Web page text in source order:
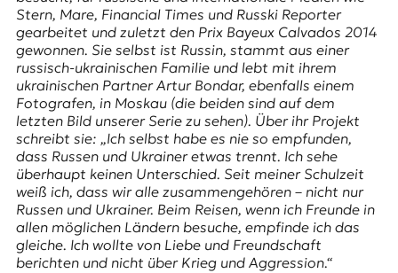
O
D
E
R
W
i
s
s
e
n
Stern, Mare, Financial Times und Russki Reporter
gearbeitet und zuletzt den Prix Bayeux Calvados 2014
gewonnen. Sie selbst ist Russin, stammt aus einer
russisch-ukrainischen Familie und lebt mit ihrem
ukrainischen Partner Artur Bondar, ebenfalls einem
Fotografen, in Moskau (die beiden sind auf dem
letzten Bild unserer Serie zu sehen). Über ihr Projekt
schreibt sie: „Ich selbst habe es nie so empfunden,
dass Russen und Ukrainer etwas trennt. Ich sehe
überhaupt keinen Unterschied. Seit meiner Schulzeit
weiß ich, dass wir alle zusammengehören – nicht nur
Russen und Ukrainer. Beim Reisen, wenn ich Freunde in
allen möglichen Ländern besuche, empfinde ich das
gleiche. Ich wollte von Liebe und Freundschaft
berichten und nicht über Krieg und Aggression.“